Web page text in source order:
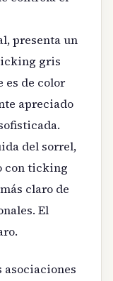
presenta un
gris
es de color
apreciado
del sorrel,
con ticking
claro de
El
asociaciones